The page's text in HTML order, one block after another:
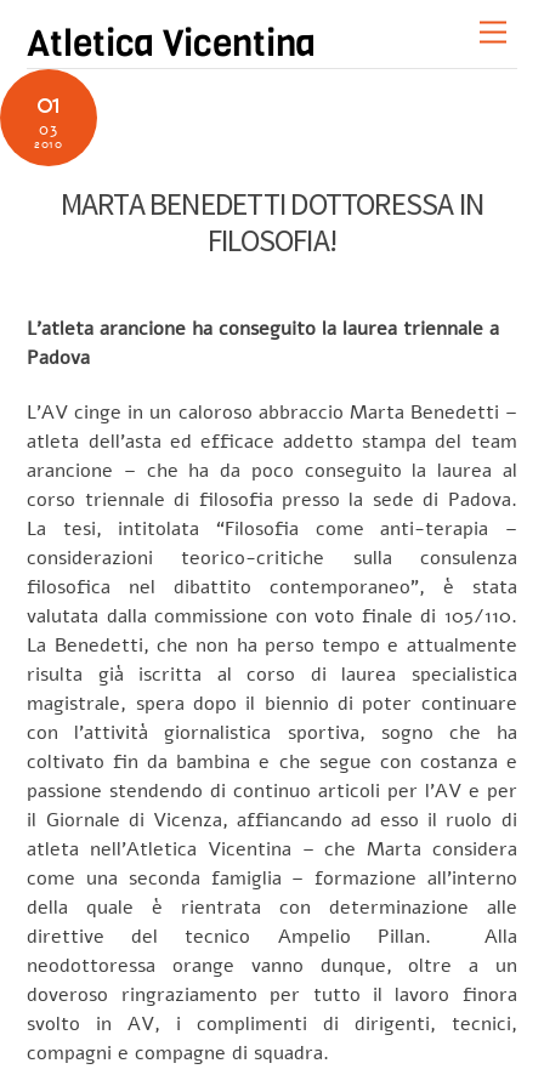
content
Atletica Vicentina
01
03
2010
MARTA BENEDETTI DOTTORESSA IN
FILOSOFIA!
L’atleta arancione ha conseguito la laurea triennale a
Padova
L’AV cinge in un caloroso abbraccio Marta Benedetti –
atleta dell’asta ed efficace addetto stampa del team
arancione – che ha da poco conseguito la laurea al
corso triennale di filosofia presso la sede di Padova.
La tesi, intitolata “Filosofia come anti-terapia –
considerazioni teorico-critiche sulla consulenza
filosofica nel dibattito contemporaneo”, è stata
valutata dalla commissione con voto finale di 105/110.
La Benedetti, che non ha perso tempo e attualmente
risulta già iscritta al corso di laurea specialistica
magistrale, spera dopo il biennio di poter continuare
con l’attività giornalistica sportiva, sogno che ha
coltivato fin da bambina e che segue con costanza e
passione stendendo di continuo articoli per l’AV e per
il Giornale di Vicenza, affiancando ad esso il ruolo di
atleta nell’Atletica Vicentina – che Marta considera
come una seconda famiglia – formazione all’interno
della quale è rientrata con determinazione alle
direttive del tecnico Ampelio Pillan. Alla
neodottoressa orange vanno dunque, oltre a un
doveroso ringraziamento per tutto il lavoro finora
svolto in AV, i complimenti di dirigenti, tecnici,
compagni e compagne di squadra.